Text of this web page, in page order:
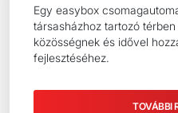
Egy easybox
társasházhoz tartozó
közösségnek és idővel
fejlesztéséhez.
TOVÁBBI